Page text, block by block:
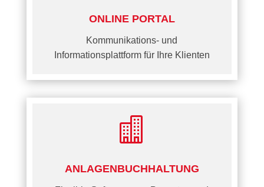
ONLINE PORTAL
Kommunikations- und
Informationsplattform für Ihre Klienten

ANLAGENBUCHHALTUNG